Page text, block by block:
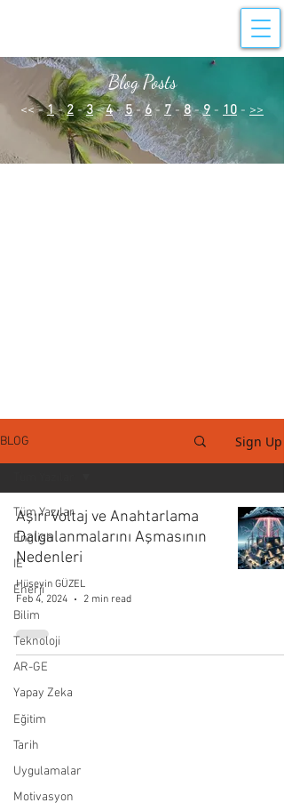
Blog Posts
<< - 1 - 2-3 -4 -5-6- 7 -8 - 9 - 10 - >>
BLOG Sign Up
Tüm Yazılar
English
IE
Enerji
Bilim
Teknoloji
AR-GE
Yapay Zeka
Eğitim
Tarih
Uygulamalar
Motivasyon
Aşırı Voltaj ve Anahtarlama
Dalgalanmalarını Aşmasının
Nedenleri
Hüseyin GÜZEL
Feb 4, 2024
2 min read